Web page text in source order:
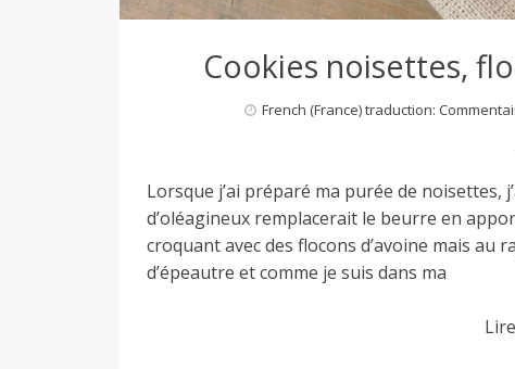
Cookies noisettes,
French (France) traduction:
Lorsque j’ai préparé ma purée de noisettes,
d’oléagineux remplacerait le beurre en
croquant avec des flocons d’avoine mais au
d’épeautre et comme je suis dans ma